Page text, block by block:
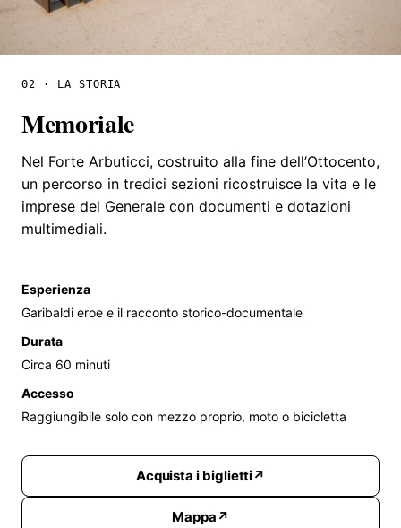
02 · LA STORIA
Memoriale
Nel Forte Arbuticci, costruito alla fine dell’Ottocento,
un percorso in tredici sezioni ricostruisce la vita e le
imprese del Generale con documenti e dotazioni
multimediali.
Esperienza
Garibaldi eroe e il racconto storico-documentale
Durata
Circa 60 minuti
Accesso
Raggiungibile solo con mezzo proprio, moto o bicicletta
Acquista i biglietti
Mappa